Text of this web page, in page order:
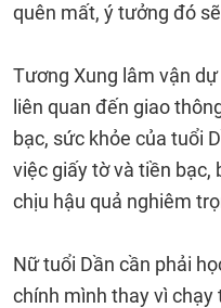
quên mất, ý tưởng đó
Tương Xung lâm vận
liên quan đến giao
bạc, sức khỏe của tuổi
việc giấy tờ và tiền bạc,
chịu hậu quả nghiêm
Nữ tuổi Dần cần phải
chính mình thay vì